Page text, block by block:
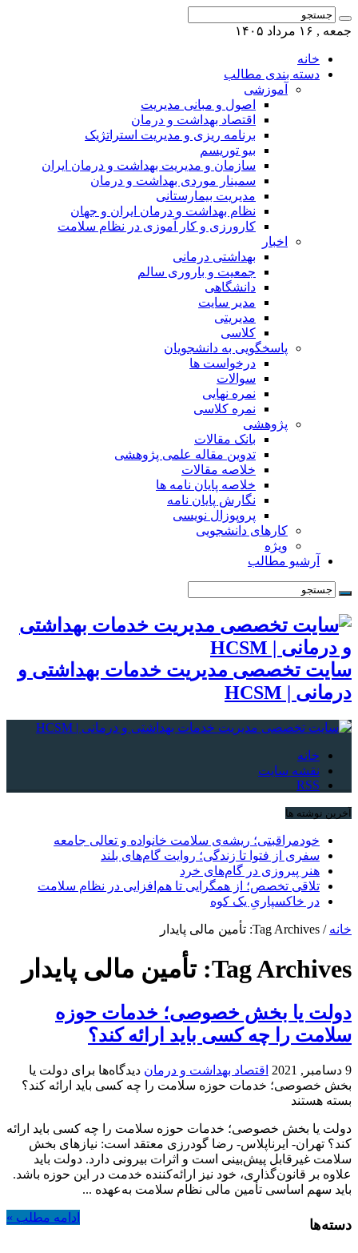
جمعه , ۱۶ مرداد ۱۴۰۵
خانه
دسته بندی مطالب
آموزشی
اصول و مبانی مدیریت
اقتصاد بهداشت و درمان
برنامه ریزی و مدیریت استراتژیک
بیو توریسم
سازمان و مدیریت بهداشت و درمان ایران
سمینار موردی بهداشت و درمان
مدیریت بیمارستانی
نظام بهداشت و درمان ایران و جهان
کارورزی و کار آموزی در نظام سلامت
اخبار
بهداشتی درمانی
جمعیت و باروری سالم
دانشگاهی
مدیر سایت
مدیریتی
کلاسی
پاسخگویی به دانشجویان
درخواست ها
سوالات
نمره نهایی
نمره کلاسی
پژوهشی
بانک مقالات
تدوین مقاله علمی پژوهشی
خلاصه مقالات
خلاصه پایان نامه ها
نگارش پایان نامه
پروپوزال نویسی
کارهای دانشجویی
ویژه
آرشیو مطالب
سایت تخصصی مدیریت خدمات بهداشتی و
درمانی | HCSM
خانه
نقشه سایت
RSS
آخرین نوشته ها
خودمراقبتی؛ ریشه‌ی سلامت خانواده و تعالی جامعه
سفری از فتوا تا زندگی؛ روایت گام‌های بلند
هنر پیروزی در گام‌های خرد
تلاقی تخصص؛ از همگرایی تا هم‌افزایی در نظام سلامت
در خاکسپاریِ یک کوه
خانه / Tag Archives: تأمین مالی پایدار
Tag Archives: تأمین مالی پایدار
دولت یا بخش خصوصی؛ خدمات حوزه
سلامت را چه کسی باید ارائه کند؟
9 دسامبر, 2021 اقتصاد بهداشت و درمان دیدگاه‌ها برای دولت یا
بخش خصوصی؛ خدمات حوزه سلامت را چه کسی باید ارائه کند؟
بسته هستند
دولت یا بخش خصوصی؛ خدمات حوزه سلامت را چه کسی باید ارائه
کند؟ تهران- ایرناپلاس- رضا گودرزی معتقد است: نیازهای بخش
سلامت غیرقابل پیش‌بینی است و اثرات بیرونی دارد. دولت باید
علاوه بر قانون‌گذاری، خود نیز ارائه‌کننده خدمت در این حوزه باشد.
باید سهم اساسی تأمین مالی نظام سلامت به‌عهده ...
ادامه مطلب » دسته‌ها